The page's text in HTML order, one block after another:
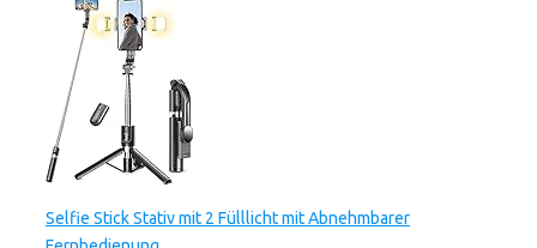
Selfie Stick Stativ mit 2 Fülllicht mit Abnehmbarer